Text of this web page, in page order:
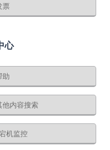
票
心
助
他内容搜索
机监控